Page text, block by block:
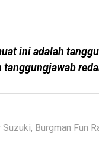
ini adalah
tanggungjawab
Suzuki, Burgman Fun